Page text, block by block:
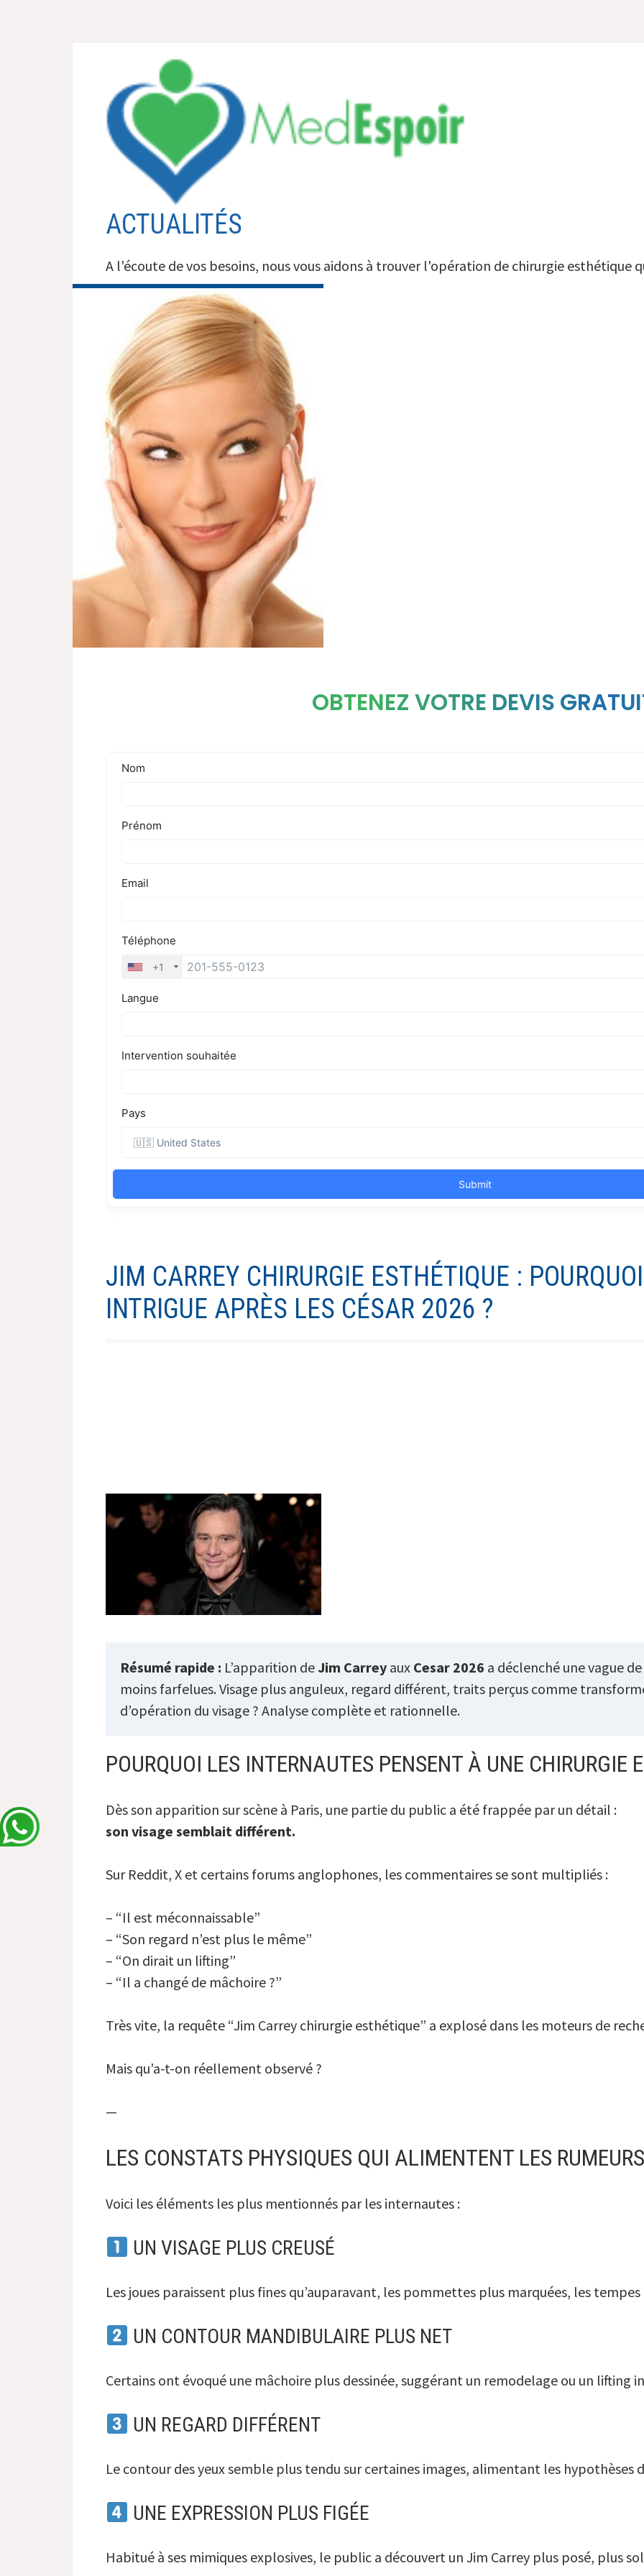
contenu
ACTUALITÉS
A l'écoute de vos besoins, nous vous aidons à trouver l'opération de chirurgie esthétique
OBTENEZ VOTRE DEVIS
JIM CARREY CHIRURGIE ESTHÉTIQUE :
INTRIGUE APRÈS LES CÉSAR 2026 ?
Résumé rapide : L’apparition deJim Carreyaux Cesar 2026 a déclenché une vague
moins farfelues. Visage plus anguleux, regard différent, traits perçus comme
d’opération du visage ? Analyse complète et rationnelle.
POURQUOI LES INTERNAUTES PENSENT À UNE CHIRURGIE
Dès son apparition sur scène à Paris, une partie du public a été frappée par un détail :
son visage semblait différent.
Sur Reddit, X et certains forums anglophones, les commentaires se sont multipliés :
– “Il est méconnaissable”
– “Son regard n’est plus le même”
– “On dirait un lifting”
– “Il a changé de mâchoire ?”
Très vite, la requête “Jim Carrey chirurgie esthétique” a explosé dans les moteurs de
Mais qu’a-t-on réellement observé ?
—
LES CONSTATS PHYSIQUES QUI ALIMENTENT LES RUMEURS
Voici les éléments les plus mentionnés par les internautes :
UN VISAGE PLUS CREUSÉ
Les joues paraissent plus fines qu’auparavant, les pommettes plus marquées, les
UN CONTOUR MANDIBULAIRE PLUS NET
Certains ont évoqué une mâchoire plus dessinée, suggérant un remodelage ou un lifting
UN REGARD DIFFÉRENT
Le contour des yeux semble plus tendu sur certaines images, alimentant les hypothèses
UNE EXPRESSION PLUS FIGÉE
Habitué à ses mimiques explosives, le public a découvert un Jim Carrey plus posé, plus